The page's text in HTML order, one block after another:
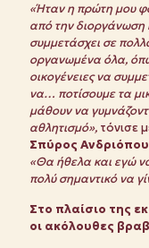
«Ήταν η πρώτη μου
από την διοργάνωση
συμμετάσχει σε
οργανωμένα όλα,
οικογένειες να
να… ποτίσουμε τα
μάθουν να
αθλητισμό», τόνισε
Σπύρος
«Θα ήθελα και εγώ
πολύ σημαντικό να
Στο πλαίσιο της
οι ακόλουθες